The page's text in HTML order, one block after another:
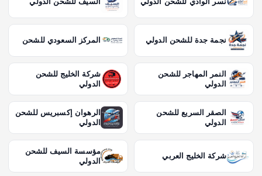
نجمة جدة للشحن الدولي المركز السعودي للشحن
النمر المهاجر للشحن
الدولي
شركة الخليج للشحن
الدولي
الصقر السريع للشحن
الدولي
الرهوان إكسبريس للشحن
الدولي
شركة الخليج العربي
مؤسسة السيف للشحن
الدولي